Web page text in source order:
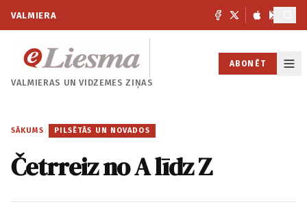
VALMIERA
VALMIERAS UNVIDZEMES ZIŅAS
ABONĒT
SĀKUMS / PILSĒTĀS UN NOVADOS
Četrreiz no A līdz Z